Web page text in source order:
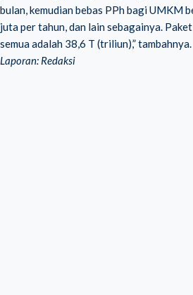
bulan, kemudian bebas PPh bagi UMKM
juta per tahun, dan lain sebagainya.
semua adalah 38,6 T (triliun),” tambahnya.
Laporan: Redaksi